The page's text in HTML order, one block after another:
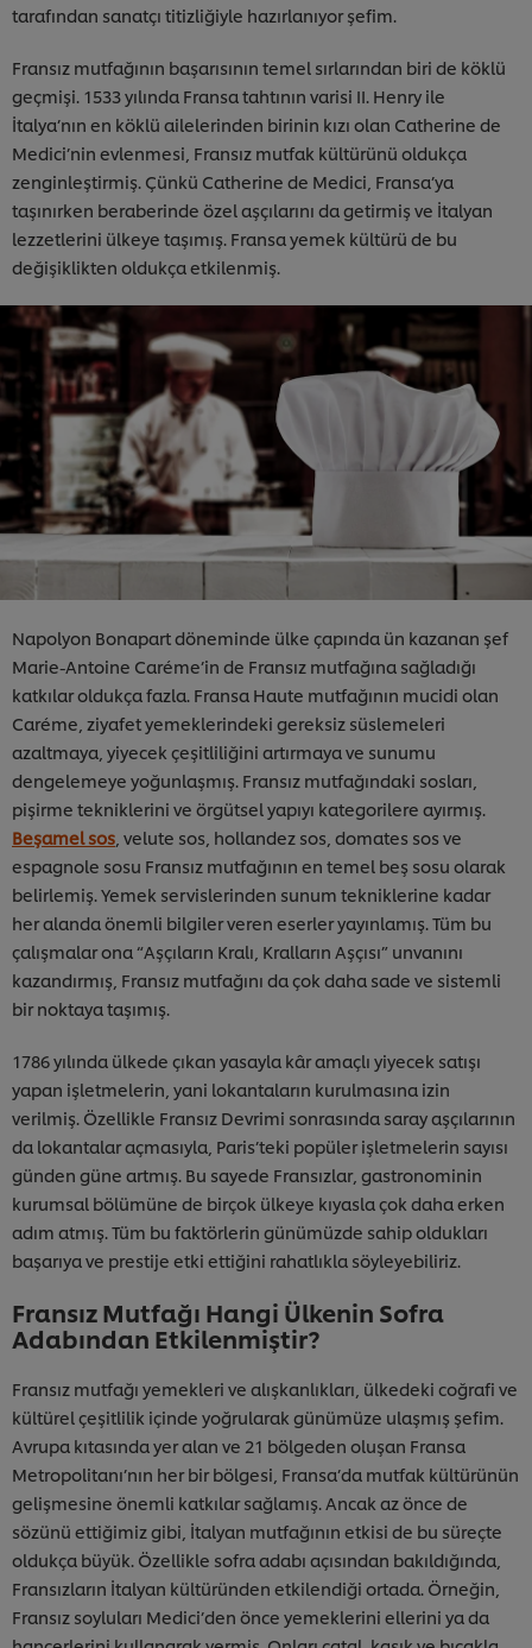
tarafından sanatçı titizliğiyle hazırlanıyor şefim.
Fransız mutfağının başarısının temel sırlarından biri de köklü
geçmişi. 1533 yılında Fransa tahtının varisi II. Henry ile
İtalya’nın en köklü ailelerinden birinin kızı olan Catherine de
Medici’nin evlenmesi, Fransız mutfak kültürünü oldukça
zenginleştirmiş. Çünkü Catherine de Medici, Fransa’ya
taşınırken beraberinde özel aşçılarını da getirmiş ve İtalyan
lezzetlerini ülkeye taşımış. Fransa yemek kültürü de bu
değişiklikten oldukça etkilenmiş.
Napolyon Bonapart döneminde ülke çapında ün kazanan şef
Marie-Antoine Caréme’in de Fransız mutfağına sağladığı
katkılar oldukça fazla. Fransa Haute mutfağının mucidi olan
Caréme, ziyafet yemeklerindeki gereksiz süslemeleri
azaltmaya, yiyecek çeşitliliğini artırmaya ve sunumu
dengelemeye yoğunlaşmış. Fransız mutfağındaki sosları,
pişirme tekniklerini ve örgütsel yapıyı kategorilere ayırmış.
Beşamel sos , velute sos, hollandez sos, domates sos ve
espagnole sosu Fransız mutfağının en temel beş sosu olarak
belirlemiş. Yemek servislerinden sunum tekniklerine kadar
her alanda önemli bilgiler veren eserler yayınlamış. Tüm bu
çalışmalar ona “Aşçıların Kralı, Kralların Aşçısı” unvanını
kazandırmış, Fransız mutfağını da çok daha sade ve sistemli
bir noktaya taşımış.
1786 yılında ülkede çıkan yasayla kâr amaçlı yiyecek satışı
yapan işletmelerin, yani lokantaların kurulmasına izin
verilmiş. Özellikle Fransız Devrimi sonrasında saray aşçılarının
da lokantalar açmasıyla, Paris’teki popüler işletmelerin sayısı
günden güne artmış. Bu sayede Fransızlar, gastronominin
kurumsal bölümüne de birçok ülkeye kıyasla çok daha erken
adım atmış. Tüm bu faktörlerin günümüzde sahip oldukları
başarıya ve prestije etki ettiğini rahatlıkla söyleyebiliriz.
Fransız Mutfağı Hangi Ülkenin Sofra
Adabından Etkilenmiştir?
Fransız mutfağı yemekleri ve alışkanlıkları, ülkedeki coğrafi ve
kültürel çeşitlilik içinde yoğrularak günümüze ulaşmış şefim.
Avrupa kıtasında yer alan ve 21 bölgeden oluşan Fransa
Metropolitanı’nın her bir bölgesi, Fransa’da mutfak kültürünün
gelişmesine önemli katkılar sağlamış. Ancak az önce de
sözünü ettiğimiz gibi, İtalyan mutfağının etkisi de bu süreçte
oldukça büyük. Özellikle sofra adabı açısından bakıldığında,
Fransızların İtalyan kültüründen etkilendiği ortada. Örneğin,
Fransız soyluları Medici’den önce yemeklerini ellerini ya da